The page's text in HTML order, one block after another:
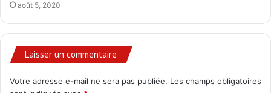
août 5, 2020
Laisser un commentaire
Votre adresse e-mail ne sera pas publiée. Les champs obligatoires